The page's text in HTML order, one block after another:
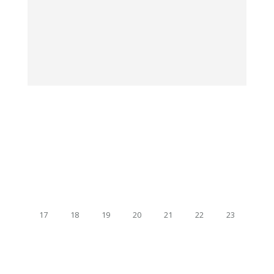
17 18 19 20 21 22 23